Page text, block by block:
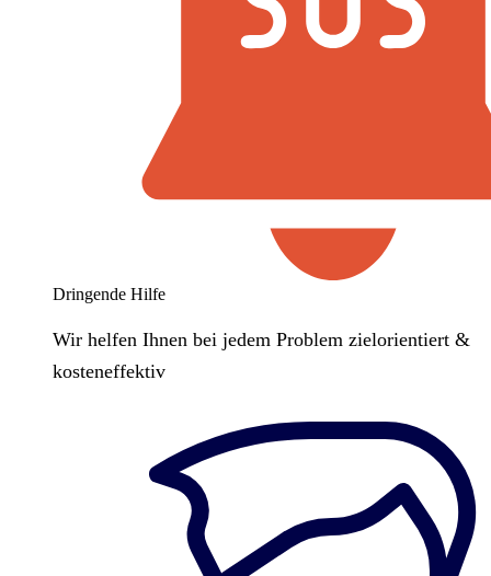
Dringende Hilfe
Wir helfen Ihnen bei jedem Problem zielorientiert &
kosteneffektiv